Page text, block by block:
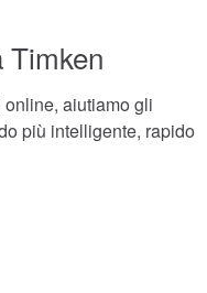
industriali
Timken
aiutiamo gli
più intelligente, rapido